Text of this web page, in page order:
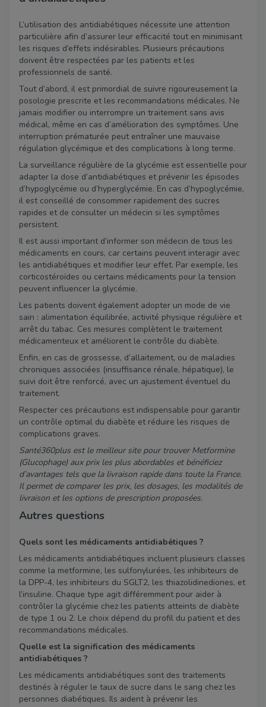
L’utilisation des antidiabétiques nécessite une attention
particulière afin d’assurer leur efficacité tout en minimisant
les risques d’effets indésirables. Plusieurs précautions
doivent être respectées par les patients et les
professionnels de santé.
Tout d’abord, il est primordial de suivre rigoureusement la
posologie prescrite et les recommandations médicales. Ne
jamais modifier ou interrompre un traitement sans avis
médical, même en cas d’amélioration des symptômes. Une
interruption prématurée peut entraîner une mauvaise
régulation glycémique et des complications à long terme.
La surveillance régulière de la glycémie est essentielle pour
adapter la dose d’antidiabétiques et prévenir les épisodes
d’hypoglycémie ou d’hyperglycémie. En cas d’hypoglycémie,
il est conseillé de consommer rapidement des sucres
rapides et de consulter un médecin si les symptômes
persistent.
Il est aussi important d’informer son médecin de tous les
médicaments en cours, car certains peuvent interagir avec
les antidiabétiques et modifier leur effet. Par exemple, les
corticostéroïdes ou certains médicaments pour la tension
peuvent influencer la glycémie.
Les patients doivent également adopter un mode de vie
sain : alimentation équilibrée, activité physique régulière et
arrêt du tabac. Ces mesures complètent le traitement
médicamenteux et améliorent le contrôle du diabète.
Enfin, en cas de grossesse, d’allaitement, ou de maladies
chroniques associées (insuffisance rénale, hépatique), le
suivi doit être renforcé, avec un ajustement éventuel du
traitement.
Respecter ces précautions est indispensable pour garantir
un contrôle optimal du diabète et réduire les risques de
complications graves.
Santé360plus est le meilleur site pour trouver Metformine
(Glucophage) aux prix les plus abordables et bénéficiez
d’avantages tels que la livraison rapide dans toute la France.
Il permet de comparer les prix, les dosages, les modalités de
livraison et les options de prescription proposées.
Autres questions
Quels sont les médicaments antidiabétiques ?
Les médicaments antidiabétiques incluent plusieurs classes
comme la metformine, les sulfonylurées, les inhibiteurs de
la DPP-4, les inhibiteurs du SGLT2, les thiazolidinediones, et
l’insuline. Chaque type agit différemment pour aider à
contrôler la glycémie chez les patients atteints de diabète
de type 1 ou 2. Le choix dépend du profil du patient et des
recommandations médicales.
Quelle est la signification des médicaments
antidiabétiques ?
Les médicaments antidiabétiques sont des traitements
destinés à réguler le taux de sucre dans le sang chez les
personnes diabétiques. Ils aident à prévenir les